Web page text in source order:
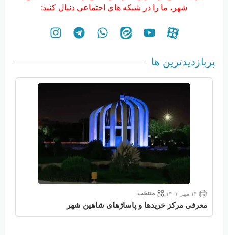
شهر، ما را در شبکه های اجتماعی دنبال کنید:
پربازدیدترین ها
۱۴ مهر ۱۴۰۳ منتخب
معرفی مرکز خریدها و پاساژهای شاهین شهر